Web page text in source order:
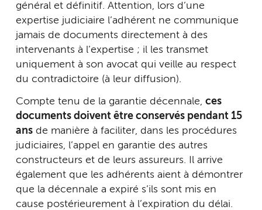
général et définitif. Attention, lors d’une
expertise judiciaire l’adhérent ne communique
jamais de documents directement à des
intervenants à l’expertise ; il les transmet
uniquement à son avocat qui veille au respect
du contradictoire (à leur diffusion).
Compte tenu de la garantie décennale, ces
documents doivent être conservés pendant 15
ans de manière à faciliter, dans les procédures
judiciaires, l’appel en garantie des autres
constructeurs et de leurs assureurs. Il arrive
également que les adhérents aient à démontrer
que la décennale a expiré s’ils sont mis en
cause postérieurement à l’expiration du délai.